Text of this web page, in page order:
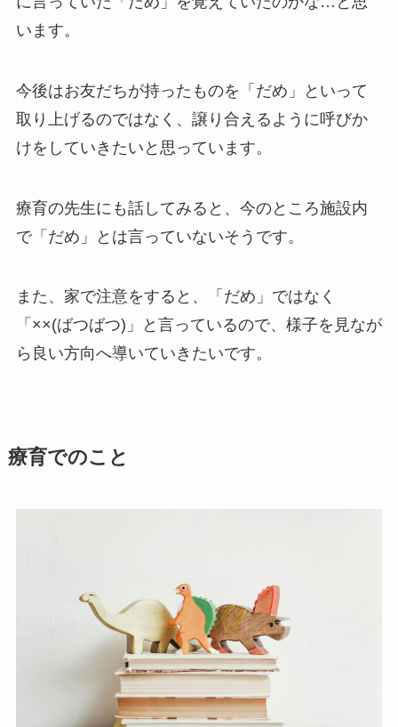
います。
今後はお友だちが持ったものを「だめ」といって
取り上げるのではなく、譲り合えるように呼びか
けをしていきたいと思っています。
療育の先生にも話してみると、今のところ施設内
で「だめ」とは言っていないそうです。
また、家で注意をすると、「だめ」ではなく
「××(ばつばつ)」と言っているので、様子を見なが
ら良い方向へ導いていきたいです。
療育でのこと